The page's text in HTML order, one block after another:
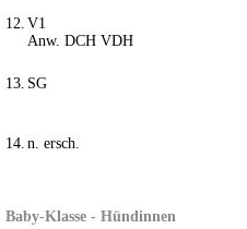
12. V1
Anw. DCH VDH
13. SG
14. n. ersch.
Baby-Klasse - Hündinnen